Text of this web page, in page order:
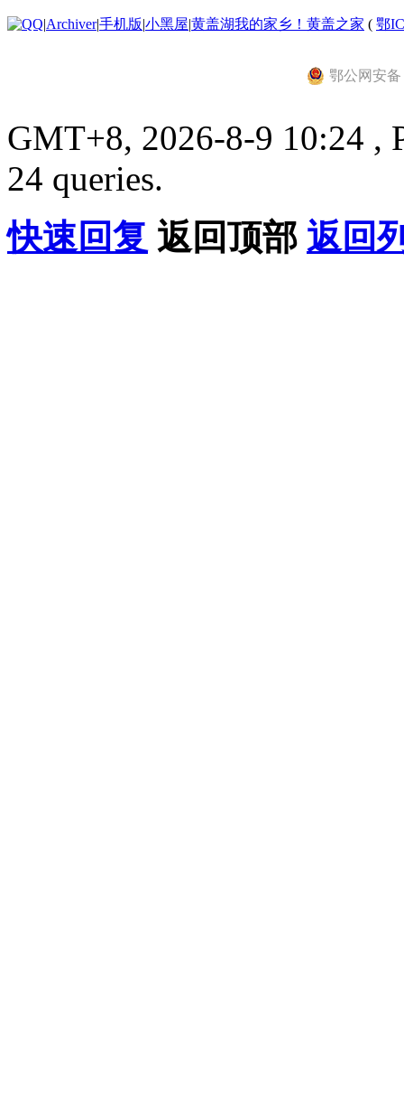
|Archiver|手机版|小黑屋|黄盖湖我的家乡！黄盖之家 ( 鄂
鄂公网安备
GMT+8, 2026-8-9 10:24 ,
24 queries.
快速回复 返回顶部 返回